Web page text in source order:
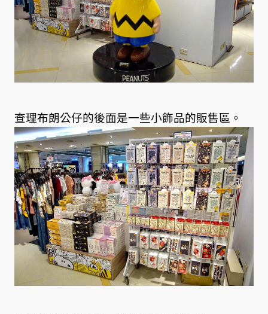
查理布朗公仔的後面是一些小飾品的販售區。